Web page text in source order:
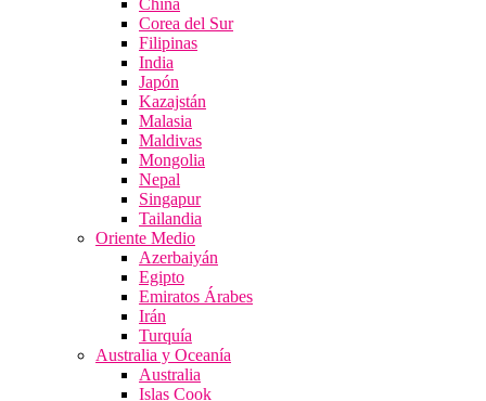
China
Corea del Sur
Filipinas
India
Japón
Kazajstán
Malasia
Maldivas
Mongolia
Nepal
Singapur
Tailandia
Oriente Medio
Azerbaiyán
Egipto
Emiratos Árabes
Irán
Turquía
Australia y Oceanía
Australia
Islas Cook